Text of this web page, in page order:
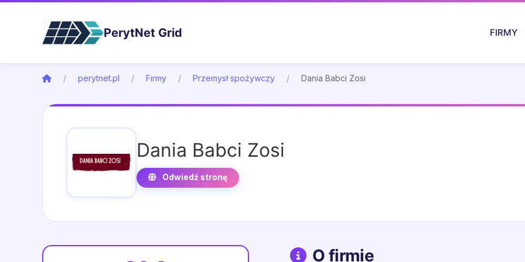
PerytNet Grid FIRMY
perytnet.pl Firmy Przemysł spożywczy Dania Babci Zosi
Dania Babci Zosi
Odwiedź stronę
O firmie